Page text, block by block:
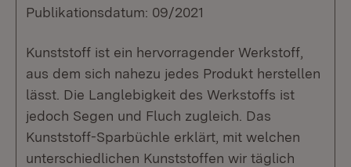
Publikationsdatum: 09/2021
Kunststoff ist ein hervorragender Werkstoff,
aus dem sich nahezu jedes Produkt herstellen
lässt. Die Langlebigkeit des Werkstoffs ist
jedoch Segen und Fluch zugleich. Das
Kunststoff-Sparbüchle erklärt, mit welchen
unterschiedlichen Kunststoffen wir täglich